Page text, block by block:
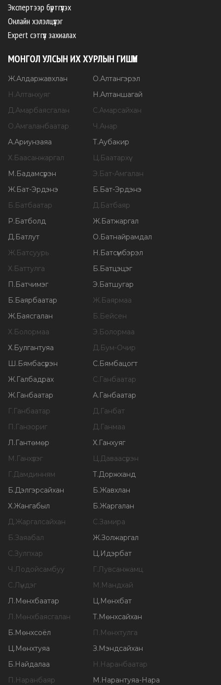
Экспертээр бүртгүүлэх
Онлайн хэлэлцүүлэг
Expert сэтгүүл захиалах
МОНГОЛ УЛСЫН ИХ ХУРЛЫН ГИШҮҮН
Ж.Алдаржавхлан О.Алтангэрэл
Н .Алтанхуяг Н .Алтаншагай
Д.Амарбаясгалан С.Амарсайхан
О.Амгаланбаатар Ч .Анар
А.Ариунзаяа Т.Аубакир
Х. Баасанжаргал Ц. Баатархүү
М . Бадамсүрэн Э. Бат-Амгалан
Ж. Бат-Эрдэнэ Б. Бат-Эрдэнэ
Б. Батбаатар Д. Батбаяр
Р. Батболд Ж. Батжаргал
Д. Батлут О. Батнайрамдал
Ж. Батсуурь Н . Батсүмбэрэл
Х. Баттулга Б. Батцэцэг
П . Батчимэг Э. Батшугар
Б. Баярбаатар Ж. Баярмаа
Ж. Баясгалан Б. Бейсен
Х. Болормаа Э. Болормаа
Х. Булгантуяа Д. Бум-Очир
Ш . Бямбасүрэн С. Бямбацогт
Ж. Галбадрах С. Ганбаатар
Ж. Ганбаатар А. Ганбаатар
Г. Ганбаатар Д. Ганбат
П . Ганзориг Д. Ганмаа
Л . Гантөмөр Х. Ганхуяг
М . Ганхүлэг Ц.Даваасүрэн
Г.Дамдинням Т.Доржханд
Б.Дэлгэрсайхан Б.Жавхлан
Х.Жангабыл Б.Жаргалан
Д.Жаргалсайхан С.Замира
Б.Заяабал Ж.Золжаргал
С.Зулпхар Ц. Идэрбат
Ч .Лодойсамбуу Г.Лувсанжамц
С.Лүндэг М . Мандхай
Л . Мөнхбаатар Ц. Мөнхбат
Л . Мөнхбаясгалан Т. Мөнхсайхан
Б. Мөнхсоёл П . Мөнхтулга
Ц. Мөнхтуяа З. Мэндсайхан
Б. Найдалаа Н . Наранбаатар
П . Наранбаяр М . Нарантуяа-Нара